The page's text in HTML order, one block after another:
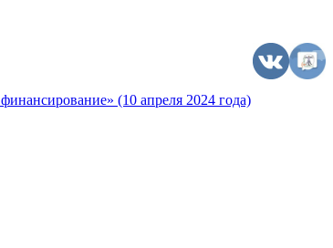
(10 апреля 2024 года)